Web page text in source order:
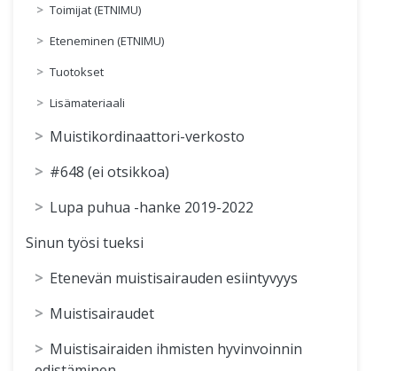
Toimijat (ETNIMU)
Eteneminen (ETNIMU)
Tuotokset
Lisämateriaali
Muistikordinaattori-verkosto
#648 (ei otsikkoa)
Lupa puhua -hanke 2019-2022
Sinun työsi tueksi
Etenevän muistisairauden esiintyvyys
Muistisairaudet
Muistisairaiden ihmisten hyvinvoinnin